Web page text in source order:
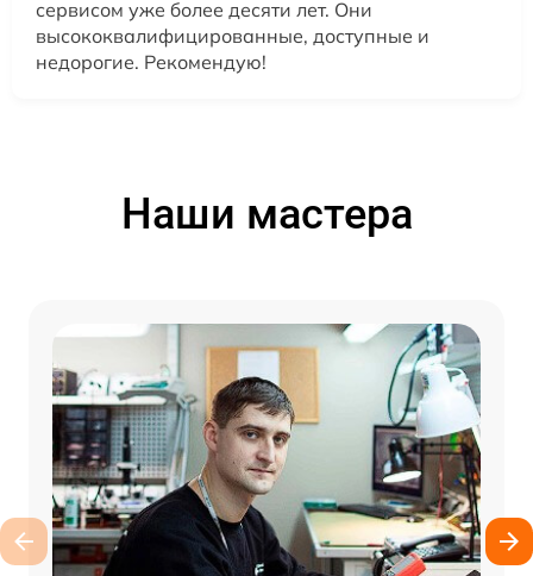
сервисом уже более десяти лет. Они
высококвалифицированные, доступные и
недорогие. Рекомендую!
Наши мастера